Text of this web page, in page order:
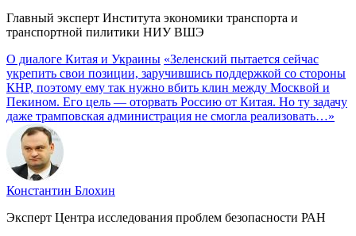
Главный эксперт Института экономики транспорта и
транспортной пилитики НИУ ВШЭ
О диалоге Китая и Украины «Зеленский пытается сейчас
укрепить свои позиции, заручившись поддержкой со стороны
КНР, поэтому ему так нужно вбить клин между Москвой и
Пекином. Его цель — оторвать Россию от Китая. Но ту задачу
даже трамповская администрация не смогла реализовать…»
Константин Блохин
Эксперт Центра исследования проблем безопасности РАН